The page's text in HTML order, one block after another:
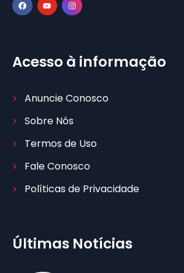
Acesso à informação
Anuncie Conosco
Sobre Nós
Termos de Uso
Fale Conosco
Políticas de Privacidade
Últimas Notícias